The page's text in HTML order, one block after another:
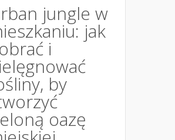
jungle w
jak
i
by
oazę